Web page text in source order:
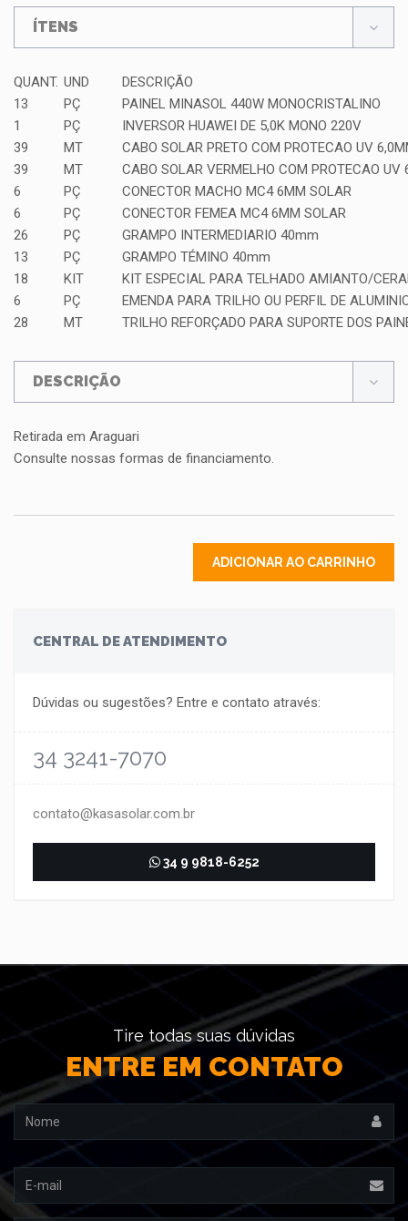
ÍTENS
QUANT. UND
DESCRIÇÃO
13
PÇ
PAINEL MINASOL 440W MONOCRISTALINO
1
PÇ
INVERSOR HUAWEI DE 5,0K MONO 220V
39
MT
CABO SOLAR PRETO COM PROTECAO UV
39
MT
CABO SOLAR VERMELHO COM PROTECAO UV
6
PÇ
CONECTOR MACHO MC4 6MM SOLAR
6
PÇ
CONECTOR FEMEA MC4 6MM SOLAR
26
PÇ
GRAMPO INTERMEDIARIO 40mm
13
PÇ
GRAMPO TÉMINO 40mm
18
KIT
KIT ESPECIAL PARA TELHADO AMIANTO/
6
PÇ
EMENDA PARA TRILHO OU PERFIL DE
28
MT TRILHO REFORÇADO PARA SUPORTE DOS
DESCRIÇÃO
Retirada em Araguari
Consulte nossas formas de financiamento.
ADICIONAR AO CARRINHO
CENTRAL DE ATENDIMENTO
Dúvidas ou sugestões? Entre e contato através:
34 3241-7070
contato@kasasolar.com.br
34 9 9818-6252
Tire todas suas dúvidas
ENTRE EM CONTATO
Nome